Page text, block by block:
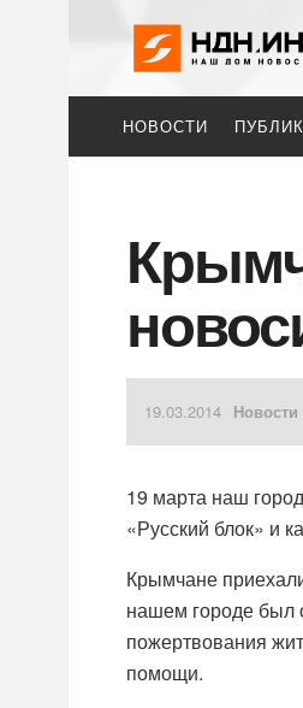
НОВОСТИ
19.03.2014 Новости
19 марта наш
«Русский блок» и
Крымчане
нашем городе был
пожертвования
помощи.